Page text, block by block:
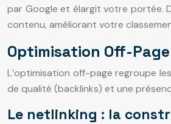
par Google et élargit votre portée.
contenu, améliorant votre
Optimisation Off-
L’optimisation off-page regroupe
de qualité (backlinks) et une
Le netlinking : la